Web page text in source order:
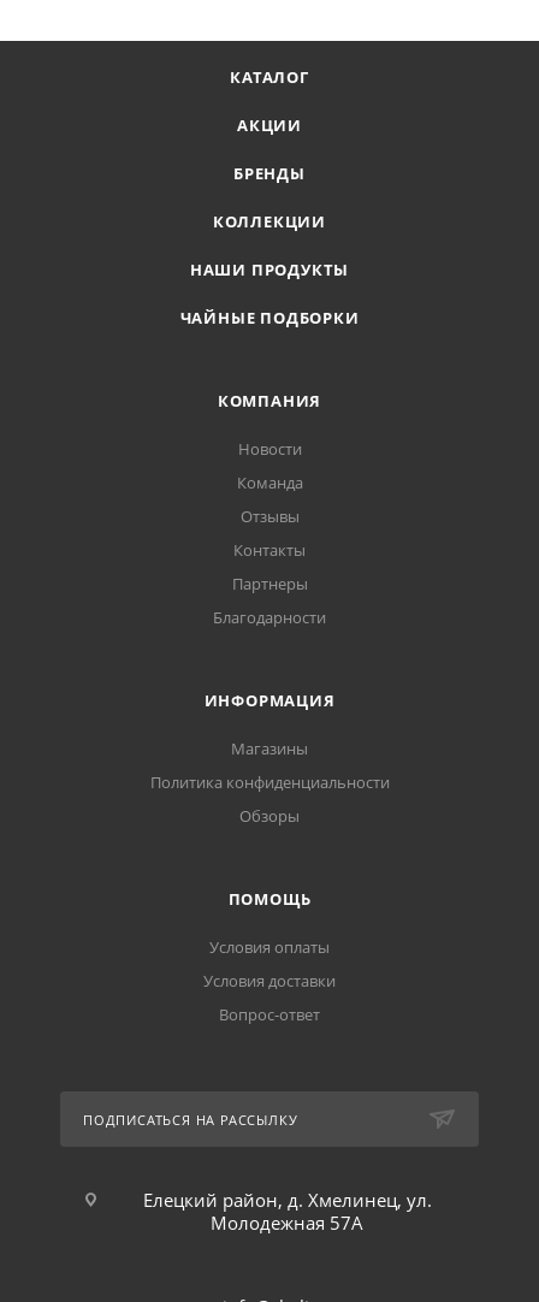
КАТАЛОГ
АКЦИИ
БРЕНДЫ
КОЛЛЕКЦИИ
НАШИ ПРОДУКТЫ
ЧАЙНЫЕ ПОДБОРКИ
КОМПАНИЯ
Новости
Команда
Отзывы
Контакты
Партнеры
Благодарности
ИНФОРМАЦИЯ
Магазины
Политика конфиденциальности
Обзоры
ПОМОЩЬ
Условия оплаты
Условия доставки
Вопрос-ответ
ПОДПИСАТЬСЯ НА РАССЫЛКУ
Елецкий район, д. Хмелинец, ул.
Молодежная 57А